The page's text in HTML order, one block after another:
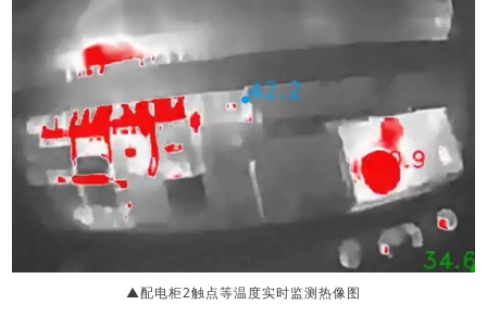
▲配电柜2触点等温度实时监测热像图